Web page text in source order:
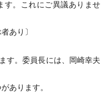
す。これにご異議ありませ
り〕
す。委員長には、岡崎幸夫
あります。